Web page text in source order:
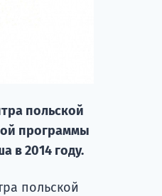
польской
программы
в 2014 году.
польской